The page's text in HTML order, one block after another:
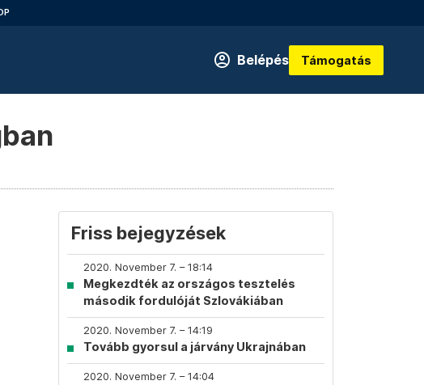
Belépés Támogatás
Friss bejegyzések
2020. November 7. – 18:14
Megkezdték az országos tesztelés
második fordulóját Szlovákiában
2020. November 7. – 14:19
Tovább gyorsul a járvány Ukrajnában
2020. November 7. – 14:04